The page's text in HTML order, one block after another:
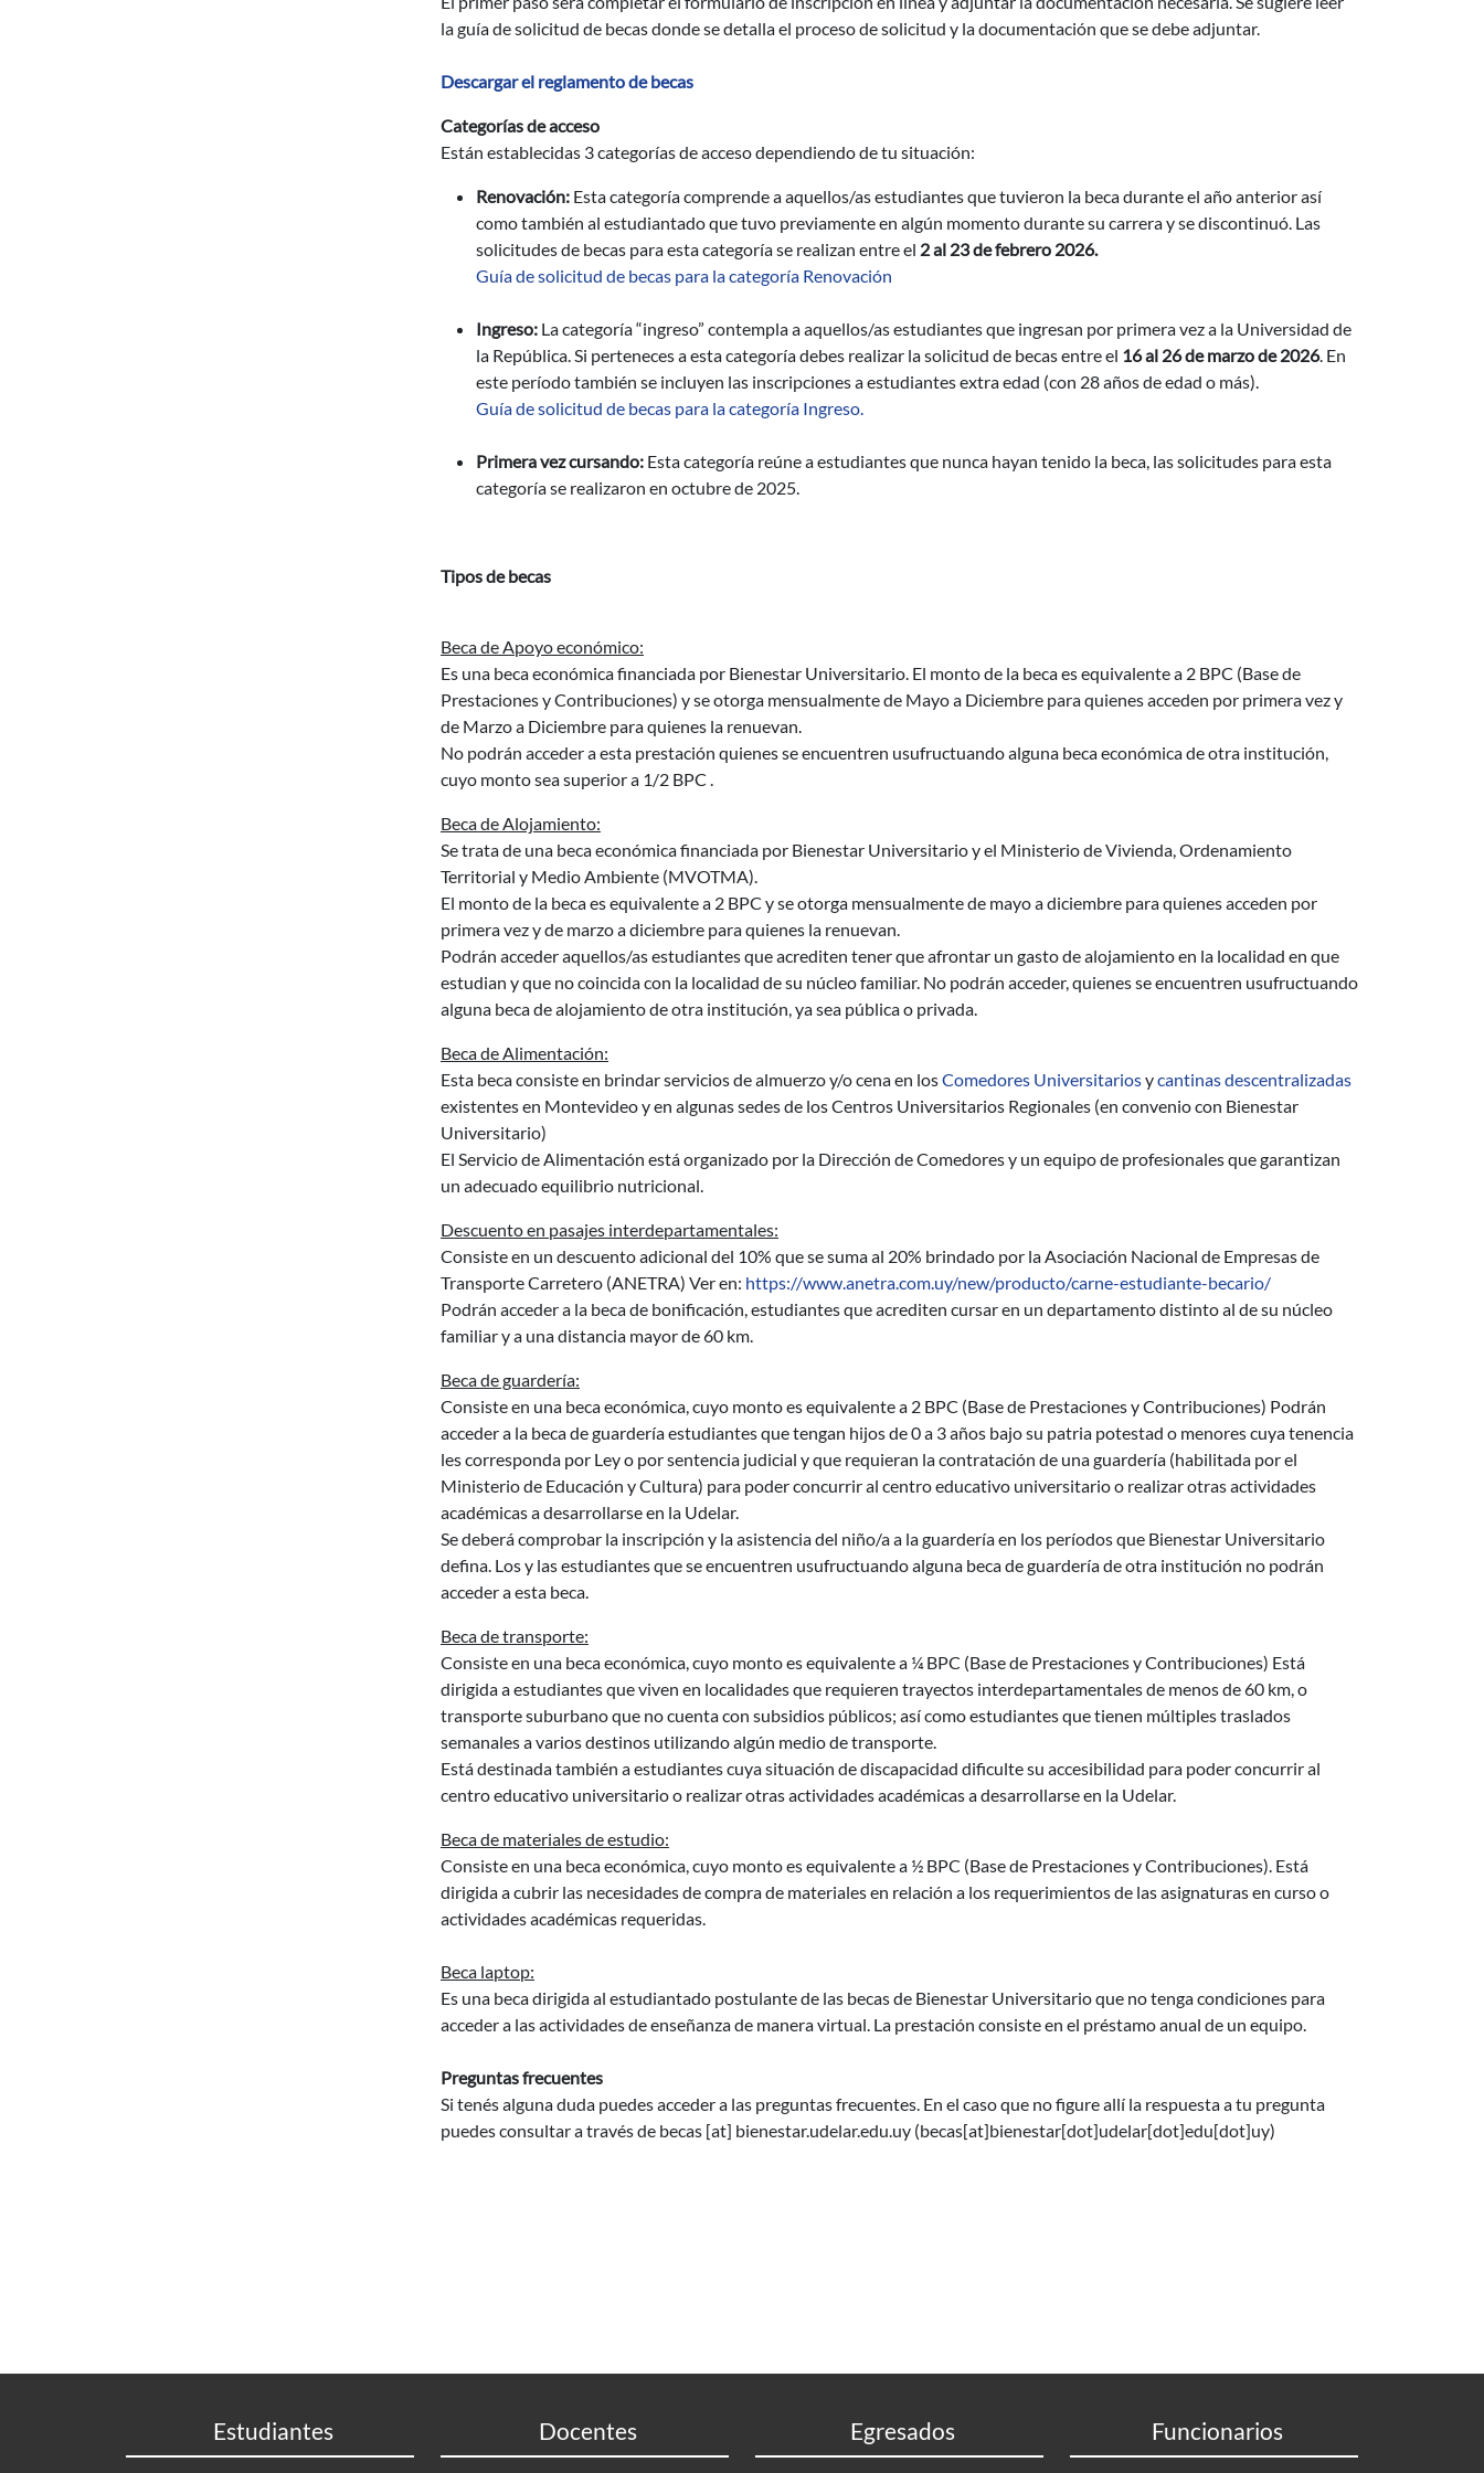
la guía de solicitud de becas donde se detalla el proceso de solicitud y la documentación que se debe adjuntar.
Descargar el reglamento de becas
Categorías de acceso
Están establecidas 3 categorías de acceso dependiendo de tu situación:
Renovación: Esta categoría comprende a aquellos/as estudiantes que tuvieron la beca durante el año anterior así
como también al estudiantado que tuvo previamente en algún momento durante su carrera y se discontinuó. Las
solicitudes de becas para esta categoría se realizan entre el 2 al 23 de febrero 2026.
Guía de solicitud de becas para la categoría Renovación
Ingreso: La categoría “ingreso” contempla a aquellos/as estudiantes que ingresan por primera vez a la Universidad de
la República. Si perteneces a esta categoría debes realizar la solicitud de becas entre el 16 al 26 de marzo de 2026. En
este período también se incluyen las inscripciones a estudiantes extra edad (con 28 años de edad o más).
Guía de solicitud de becas para la categoría Ingreso.
Primera vez cursando: Esta categoría reúne a estudiantes que nunca hayan tenido la beca, las solicitudes para esta
categoría se realizaron en octubre de 2025.
Tipos de becas
Beca de Apoyo económico:
Es una beca económica financiada por Bienestar Universitario. El monto de la beca es equivalente a 2 BPC (Base de
Prestaciones y Contribuciones) y se otorga mensualmente de Mayo a Diciembre para quienes acceden por primera vez y
de Marzo a Diciembre para quienes la renuevan.
No podrán acceder a esta prestación quienes se encuentren usufructuando alguna beca económica de otra institución,
cuyo monto sea superior a 1/2 BPC .
Beca de Alojamiento:
Se trata de una beca económica financiada por Bienestar Universitario y el Ministerio de Vivienda, Ordenamiento
Territorial y Medio Ambiente (MVOTMA).
El monto de la beca es equivalente a 2 BPC y se otorga mensualmente de mayo a diciembre para quienes acceden por
primera vez y de marzo a diciembre para quienes la renuevan.
Podrán acceder aquellos/as estudiantes que acrediten tener que afrontar un gasto de alojamiento en la localidad en que
estudian y que no coincida con la localidad de su núcleo familiar. No podrán acceder, quienes se encuentren usufructuando
alguna beca de alojamiento de otra institución, ya sea pública o privada.
Beca de Alimentación:
Esta beca consiste en brindar servicios de almuerzo y/o cena en losComedores Universitariosycantinas descentralizadas
existentes en Montevideo y en algunas sedes de los Centros Universitarios Regionales (en convenio con Bienestar
Universitario)
El Servicio de Alimentación está organizado por la Dirección de Comedores y un equipo de profesionales que garantizan
un adecuado equilibrio nutricional.
Descuento en pasajes interdepartamentales:
Consiste en un descuento adicional del 10% que se suma al 20% brindado por la Asociación Nacional de Empresas de
Transporte Carretero (ANETRA) Ver en: https://www.anetra.com.uy/new/producto/carne-estudiante-becario/
Podrán acceder a la beca de bonificación, estudiantes que acrediten cursar en un departamento distinto al de su núcleo
familiar y a una distancia mayor de 60 km.
Beca de guardería:
Consiste en una beca económica, cuyo monto es equivalente a 2 BPC (Base de Prestaciones y Contribuciones) Podrán
acceder a la beca de guardería estudiantes que tengan hijos de 0 a 3 años bajo su patria potestad o menores cuya tenencia
les corresponda por Ley o por sentencia judicial y que requieran la contratación de una guardería (habilitada por el
Ministerio de Educación y Cultura) para poder concurrir al centro educativo universitario o realizar otras actividades
académicas a desarrollarse en la Udelar.
Se deberá comprobar la inscripción y la asistencia del niño/a a la guardería en los períodos que Bienestar Universitario
defina. Los y las estudiantes que se encuentren usufructuando alguna beca de guardería de otra institución no podrán
acceder a esta beca.
Beca de transporte:
Consiste en una beca económica, cuyo monto es equivalente a ¼ BPC (Base de Prestaciones y Contribuciones) Está
dirigida a estudiantes que viven en localidades que requieren trayectos interdepartamentales de menos de 60 km, o
transporte suburbano que no cuenta con subsidios públicos; así como estudiantes que tienen múltiples traslados
semanales a varios destinos utilizando algún medio de transporte.
Está destinada también a estudiantes cuya situación de discapacidad dificulte su accesibilidad para poder concurrir al
centro educativo universitario o realizar otras actividades académicas a desarrollarse en la Udelar.
Beca de materiales de estudio:
Consiste en una beca económica, cuyo monto es equivalente a ½ BPC (Base de Prestaciones y Contribuciones). Está
dirigida a cubrir las necesidades de compra de materiales en relación a los requerimientos de las asignaturas en curso o
actividades académicas requeridas.
Beca laptop:
Es una beca dirigida al estudiantado postulante de las becas de Bienestar Universitario que no tenga condiciones para
acceder a las actividades de enseñanza de manera virtual. La prestación consiste en el préstamo anual de un equipo.
Preguntas frecuentes
Si tenés alguna duda puedes acceder a las preguntas frecuentes. En el caso que no figure allí la respuesta a tu pregunta
puedes consultar a través de becas [at] bienestar.udelar.edu.uy (becas[at]bienestar[dot]udelar[dot]edu[dot]uy)
Estudiantes Docentes Egresados Funcionarios